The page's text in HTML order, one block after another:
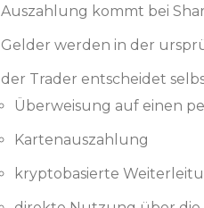
Auszahlung kommt bei
Gelder werden in der
der Trader entscheidet
Überweisung auf einen
Kartenauszahlung
kryptobasierte